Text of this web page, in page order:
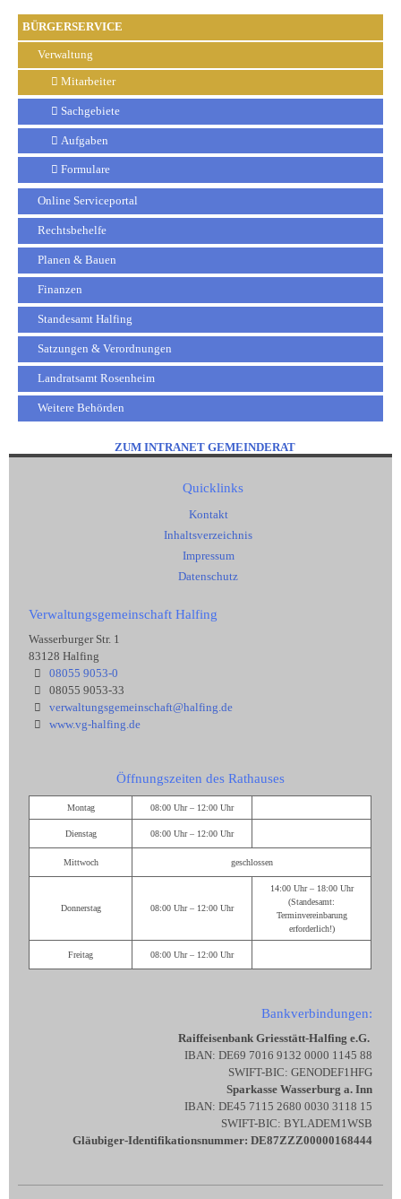
BÜRGERSERVICE
Verwaltung
Mitarbeiter
Sachgebiete
Aufgaben
Formulare
Online Serviceportal
Rechtsbehelfe
Planen & Bauen
Finanzen
Standesamt Halfing
Satzungen & Verordnungen
Landratsamt Rosenheim
Weitere Behörden
ZUM INTRANET GEMEINDERAT
Quicklinks
Kontakt
Inhaltsverzeichnis
Impressum
Datenschutz
Verwaltungsgemeinschaft Halfing
Wasserburger Str. 1
83128 Halfing
08055 9053-0
08055 9053-33
verwaltungsgemeinschaft@halfing.de
www.vg-halfing.de
Öffnungszeiten des Rathauses
Montag 08:00 Uhr – 12:00 Uhr
Dienstag 08:00 Uhr – 12:00 Uhr
Mittwoch geschlossen
Donnerstag 08:00 Uhr – 12:00 Uhr
14:00 Uhr – 18:00 Uhr
(Standesamt:
Terminvereinbarung
erforderlich!)
Freitag 08:00 Uhr – 12:00 Uhr
Bankverbindungen:
Raiffeisenbank Griesstätt-Halfing e.G.
IBAN: DE69 7016 9132 0000 1145 88
SWIFT-BIC: GENODEF1HFG
Sparkasse Wasserburg a. Inn
IBAN: DE45 7115 2680 0030 3118 15
SWIFT-BIC: BYLADEM1WSB
Gläubiger-Identifikationsnummer: DE87ZZZ00000168444